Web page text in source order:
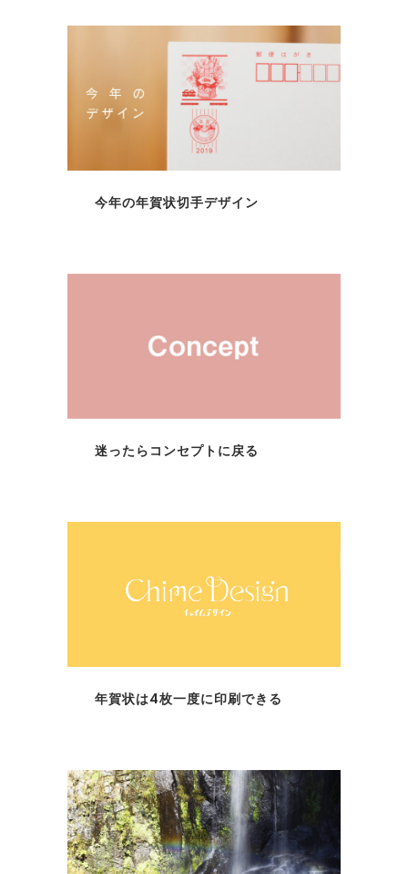
今年の年賀状切手デザイン
迷ったらコンセプトに戻る
年賀状は4枚一度に印刷できる